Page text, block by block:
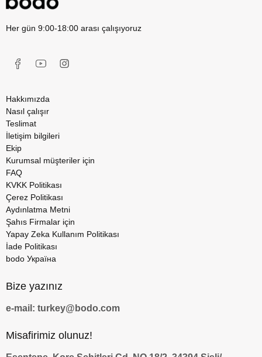
Her gün 9:00-18:00 arası çalışıyoruz
Hakkımızda
Nasıl çalışır
Teslimat
İletişim bilgileri
Ekip
Kurumsal müşteriler için
FAQ
KVKK Politikası
Çerez Politikası
Aydınlatma Metni
Şahıs Firmalar için
Yapay Zeka Kullanım Politikası
İade Politikası
bodo Україна
Bize yazınız
e-mail: turkey@bodo.com
Misafirimiz olunuz!